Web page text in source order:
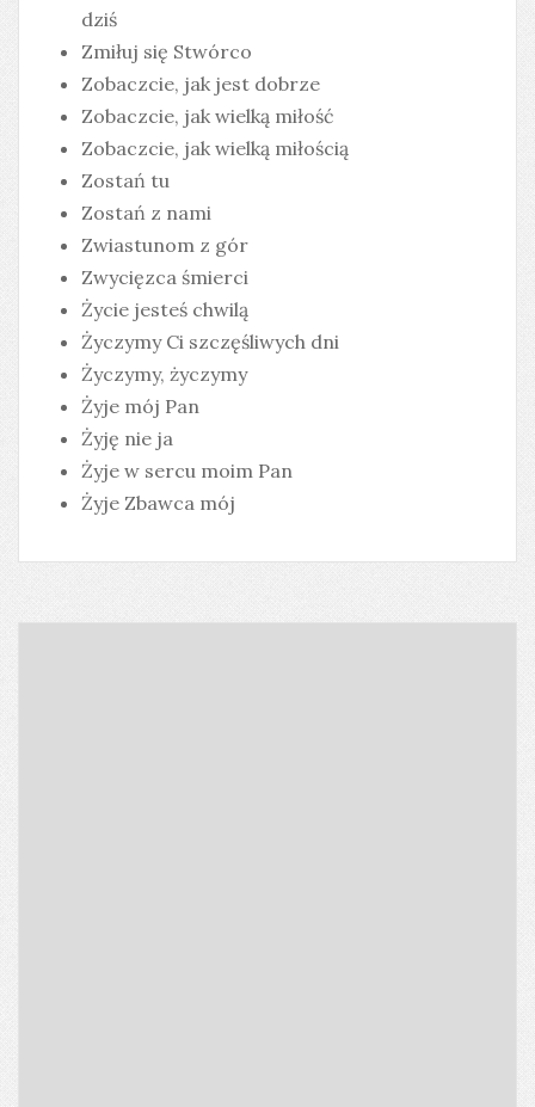
dziś
Zmiłuj się Stwórco
Zobaczcie, jak jest dobrze
Zobaczcie, jak wielką miłość
Zobaczcie, jak wielką miłością
Zostań tu
Zostań z nami
Zwiastunom z gór
Zwycięzca śmierci
Życie jesteś chwilą
Życzymy Ci szczęśliwych dni
Życzymy, życzymy
Żyje mój Pan
Żyję nie ja
Żyje w sercu moim Pan
Żyje Zbawca mój